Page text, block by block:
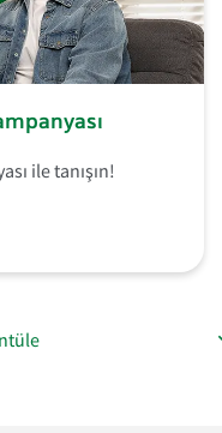
ile tanışın!